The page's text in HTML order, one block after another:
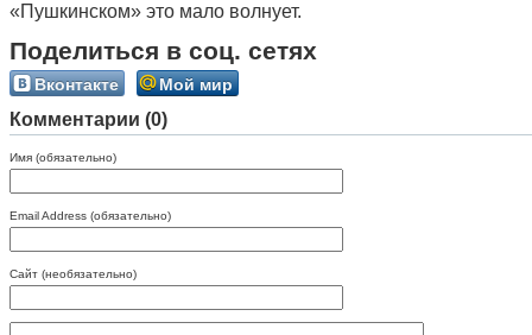
«Пушкинском» это мало волнует.
Поделиться в соц. сетях
Вконтакте Мой мир
Комментарии (0)
Имя (обязательно)
Email Address (обязательно)
Сайт (необязательно)